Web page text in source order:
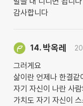
감사합니다
14. 박옥레
그러게요
삶이란 언제나 한결같
자기 자신이 나란 사람
가치도 자기 자신이 스